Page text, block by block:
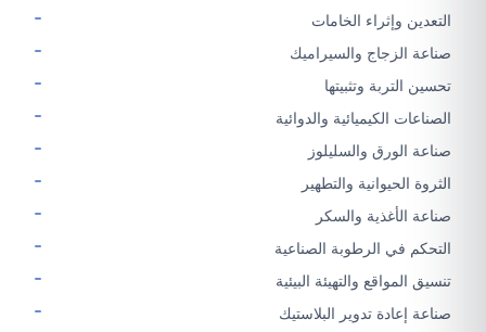
التعدين وإثراء الخامات
صناعة الزجاج والسيراميك
تحسين التربة وتثبيتها
الصناعات الكيميائية والدوائية
صناعة الورق والسليلوز
الثروة الحيوانية والتطهير
صناعة الأغذية والسكر
التحكم في الرطوبة الصناعية
تنسيق المواقع والتهيئة البيئية
صناعة إعادة تدوير البلاستيك